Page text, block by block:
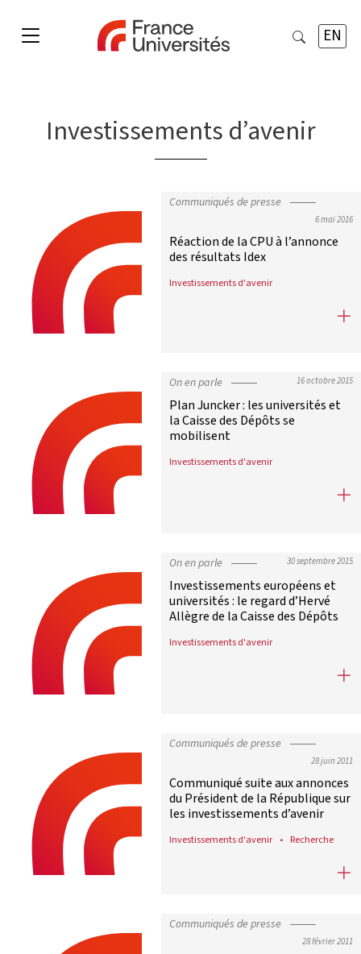
EN
Investissements d’avenir
Communiqués de presse
6 mai 2016
Réaction de la CPU à l’annonce
des résultats Idex
Investissements d'avenir
Réaction de la CPU à l’annonce
On en parle 16 octobre 2015
Plan Juncker : les universités et
la Caisse des Dépôts se
mobilisent
Investissements d'avenir
Plan Juncker : les universités et
On en parle 30 septembre 2015
Investissements européens et
universités : le regard d’Hervé
Allègre de la Caisse des Dépôts
Investissements d'avenir
Investissements européens et
Communiqués de presse
28 juin 2011
Communiqué suite aux annonces
du Président de la République sur
les investissements d’avenir
Investissements d'avenir Recherche
Communiqué suite aux annonces
Communiqués de presse
28 février 2011